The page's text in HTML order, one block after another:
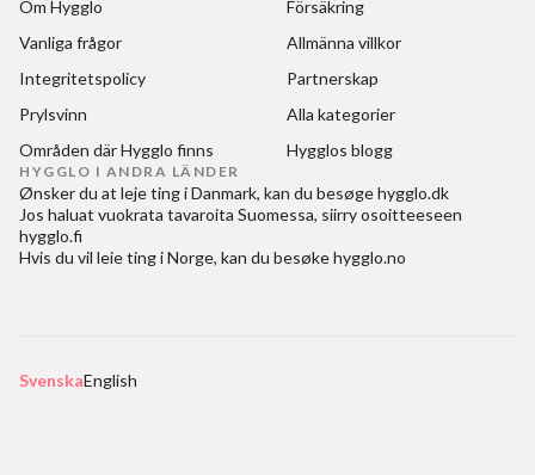
Om Hygglo
Försäkring
Vanliga frågor
Allmänna villkor
Integritetspolicy
Partnerskap
Prylsvinn
Alla kategorier
Områden där Hygglo finns
Hygglos blogg
HYGGLO I ANDRA LÄNDER
Ønsker du at leje ting i Danmark, kan du besøgehygglo.dk
Jos haluat vuokrata tavaroita Suomessa, siirry osoitteeseen
hygglo.fi
Hvis du vil leie ting i Norge, kan du besøkehygglo.no
SvenskaEnglish